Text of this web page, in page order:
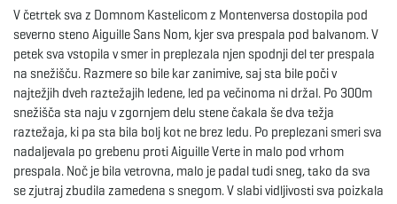
g
l
V četrtek sva z Domnom Kastelicom z Montenversa dostopila pod
severno steno Aiguille Sans Nom, kjer sva prespala pod balvanom. V
petek sva vstopila v smer in preplezala njen spodnji del ter prespala
na snežišču. Razmere so bile kar zanimive, saj sta bile poči v
najtežjih dveh raztežajih ledene, led pa večinoma ni držal. Po 300m
snežišča sta naju v zgornjem delu stene čakala še dva težja
raztežaja, ki pa sta bila bolj kot ne brez ledu. Po preplezani smeri sva
nadaljevala po grebenu proti Aiguille Verte in malo pod vrhom
prespala. Noč je bila vetrovna, malo je padal tudi sneg, tako da sva
se zjutraj zbudila zamedena s snegom. V slabi vidljivosti sva poizkala